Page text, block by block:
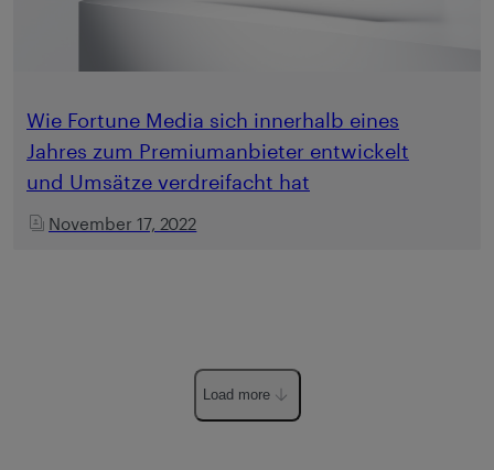
Wie Fortune Media sich innerhalb eines
Jahres zum Premiumanbieter entwickelt
und Umsätze verdreifacht hat
November 17, 2022
Load more